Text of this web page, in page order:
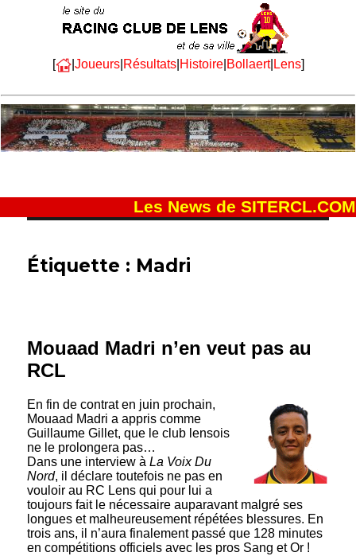
[ | Joueurs| Résultats| Histoire| Bollaert| Lens]
Les News de SITERCL.COM
Étiquette : Madri
Mouaad Madri n’en veut pas au
RCL
En fin de contrat en juin prochain,
Mouaad Madri a appris comme
Guillaume Gillet, que le club lensois
ne le prolongera pas…
Dans une interview àLa Voix Du
Nord, il déclare toutefois ne pas en
vouloir au RC Lens qui pour lui a
toujours fait le nécessaire auparavant malgré ses
longues et malheureusement répétées blessures. En
trois ans, il n’aura finalement passé que 128 minutes
en compétitions officiels avec les pros Sang et Or !